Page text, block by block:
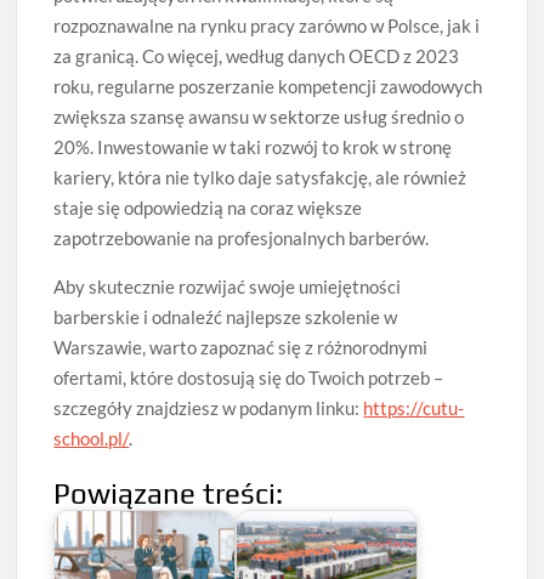
rozpoznawalne na rynku pracy zarówno w Polsce, jak i
za granicą. Co więcej, według danych OECD z 2023
roku, regularne poszerzanie kompetencji zawodowych
zwiększa szansę awansu w sektorze usług średnio o
20%. Inwestowanie w taki rozwój to krok w stronę
kariery, która nie tylko daje satysfakcję, ale również
staje się odpowiedzią na coraz większe
zapotrzebowanie na profesjonalnych barberów.
Aby skutecznie rozwijać swoje umiejętności
barberskie i odnaleźć najlepsze szkolenie w
Warszawie, warto zapoznać się z różnorodnymi
ofertami, które dostosują się do Twoich potrzeb –
szczegóły znajdziesz w podanym linku: https://cutu-
school.pl/.
Powiązane treści: